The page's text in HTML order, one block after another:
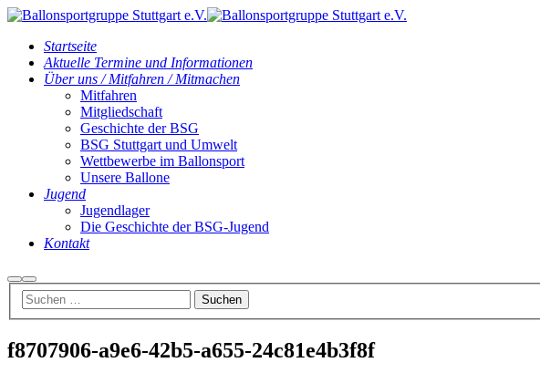
Startseite
Aktuelle Termine und Informationen
Über uns / Mitfahren / Mitmachen
Mitfahren
Mitgliedschaft
Geschichte der BSG
BSG Stuttgart und Umwelt
Wettbewerbe im Ballonsport
Unsere Ballone
Jugend
Jugendlager
Die Geschichte der BSG-Jugend
Kontakt
Suchen
Hauptmenü
f8707906-a9e6-42b5-a655-24c81e4b3f8f